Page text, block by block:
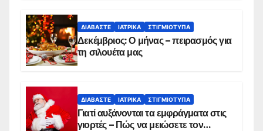
ΔΙΑΒΆΣΤΕ ΙΑΤΡΙΚΆ ΣΤΙΓΜΙΌΤΥΠΑ
Δεκέμβριος: Ο μήνας – πειρασμός για
τη σιλουέτα μας
ΔΙΑΒΆΣΤΕ ΙΑΤΡΙΚΆ ΣΤΙΓΜΙΌΤΥΠΑ
Γιατί αυξάνονται τα εμφράγματα στις
γιορτές – Πώς να μειώσετε τον